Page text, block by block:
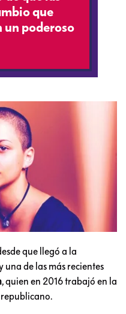
que
un poderoso
que llegó a la
una de las más recientes
, quien en 2016 trabajó en la